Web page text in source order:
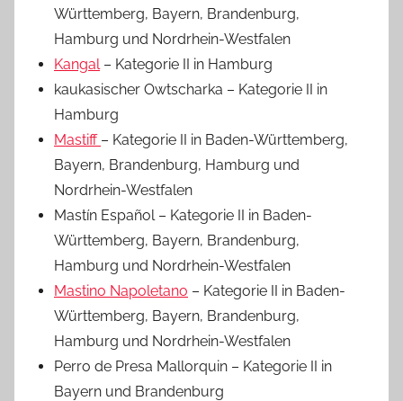
Württemberg, Bayern, Brandenburg,
Hamburg und Nordrhein-Westfalen
Kangal – Kategorie II in Hamburg
kaukasischer Owtscharka – Kategorie II in
Hamburg
Mastiff – Kategorie II in Baden-Württemberg,
Bayern, Brandenburg, Hamburg und
Nordrhein-Westfalen
Mastín Español – Kategorie II in Baden-
Württemberg, Bayern, Brandenburg,
Hamburg und Nordrhein-Westfalen
Mastino Napoletano – Kategorie II in Baden-
Württemberg, Bayern, Brandenburg,
Hamburg und Nordrhein-Westfalen
Perro de Presa Mallorquin – Kategorie II in
Bayern und Brandenburg